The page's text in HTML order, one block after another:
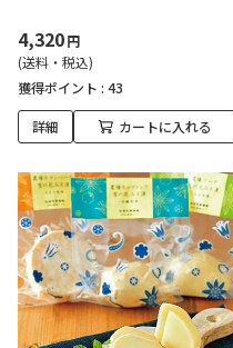
4,320円
(送料・税込)
獲得ポイント : 43
詳細 カートに入れる